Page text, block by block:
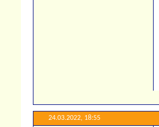
24.03.2022, 18:55